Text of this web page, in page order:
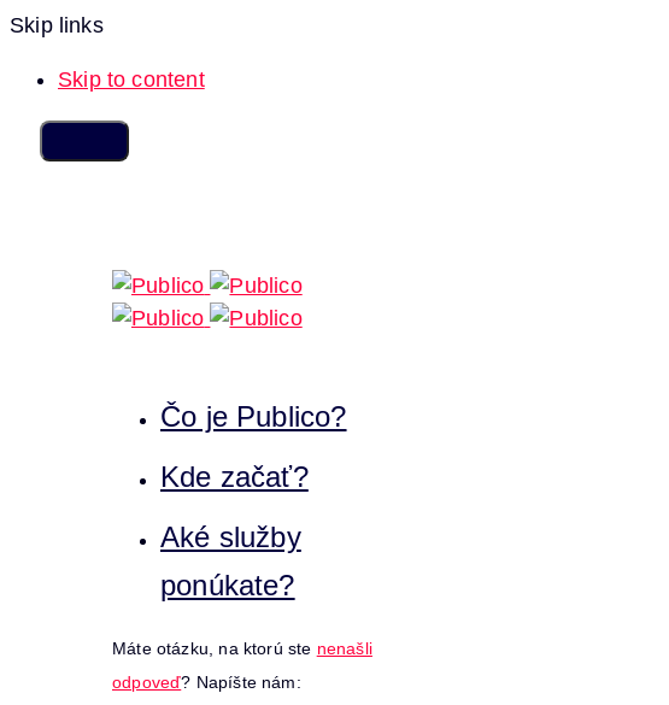
Skip links
Skip to content
Čo je Publico?
Kde začať?
Aké služby
ponúkate?
Máte otázku, na ktorú ste nenašli
odpoveď? Napíšte nám: